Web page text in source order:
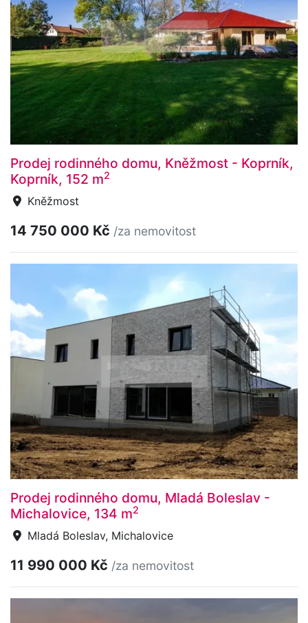
Prodej rodinného domu, Kněžmost - Koprník,
Koprník, 152 m2
Kněžmost
14 750 000 Kč /za nemovitost
Prodej rodinného domu, Mladá Boleslav -
Michalovice, 134 m2
Mladá Boleslav, Michalovice
11 990 000 Kč /za nemovitost